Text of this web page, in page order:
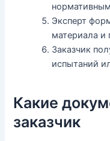
Эксперт
материала и
Заказчик
испытаний
Какие
заказчик